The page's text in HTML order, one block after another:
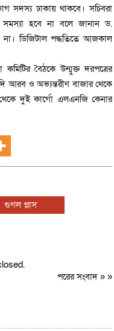
সদস্য ঢাকায় থাকবে। সচিবরা
সমস্যা হবে না বলে জানান ড.
না। ডিজিটাল পদ্ধতিতে আজকাল
কমিটির বৈঠকে উন্মুক্ত দরপত্রের
আরব ও অভ্যন্তরীণ বাজার থেকে
দুই কার্গো এলএনজি কেনার
গুগল প্লাস
পরের সংবাদ» »